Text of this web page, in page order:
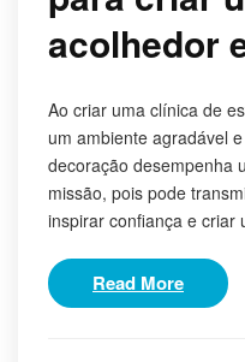
acolhedor
Ao criar uma clínica de
um ambiente agradável
decoração desempenha
missão, pois pode
inspirar confiança e criar
Read More